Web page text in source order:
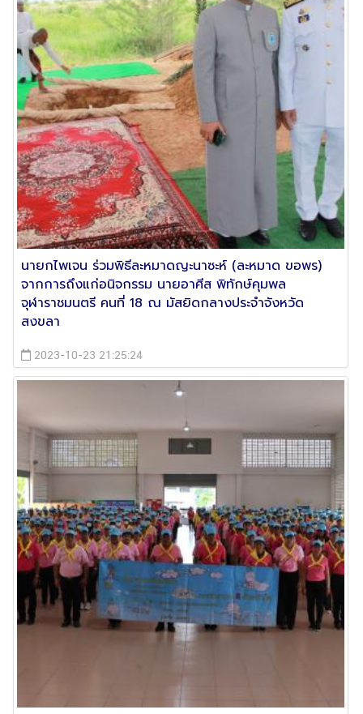
นายกไพเจน ร่วมพิธีละหมาดญะนาซะห์ (ละหมาด ขอพร)
จากการถึงแก่อนิจกรรม นายอาศีส พิทักษ์คุมพล
จุฬาราชมนตรี คนที่ 18 ณ มัสยิดกลางประจำจังหวัด
สงขลา
2023-10-23 21:25:24